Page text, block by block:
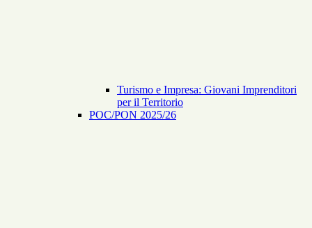
Turismo e Impresa: Giovani Imprenditori
per il Territorio
POC/PON 2025/26